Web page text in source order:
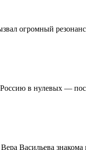
огромный
Россию в нулевых —
Васильева